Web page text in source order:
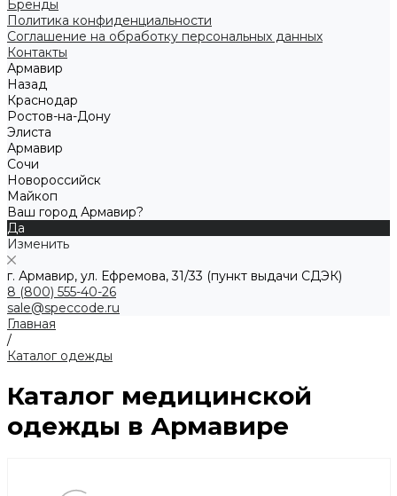
Бренды
Политика конфиденциальности
Соглашение на обработку персональных данных
Контакты
Армавир
Назад
Краснодар
Ростов-на-Дону
Элиста
Армавир
Сочи
Новороссийск
Майкоп
Ваш город Армавир?
Да
Изменить
г. Армавир, ул. Ефремова, 31/33 (пункт выдачи СДЭК)
8 (800) 555-40-26
sale@speccode.ru
Главная
/
Каталог одежды
Каталог медицинской
одежды в Армавире